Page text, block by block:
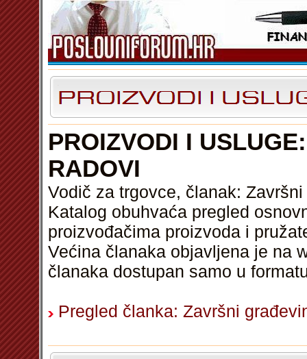
PROIZVODI I
RADOVI
Vodič za trgovce, članak:
Katalog obuhvaća pregled
proizvođačima proizvoda i
Većina članaka objavljena je na
članaka dostupan samo u
Pregled članka: Završni